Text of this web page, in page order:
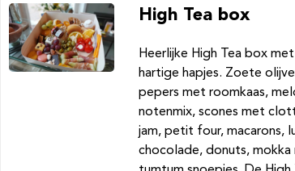
High Tea box
Heerlijke High Tea box
hartige hapjes. Zoete
pepers met roomkaas,
notenmix, scones met
jam, petit four, macarons,
chocolade, donuts, mokka